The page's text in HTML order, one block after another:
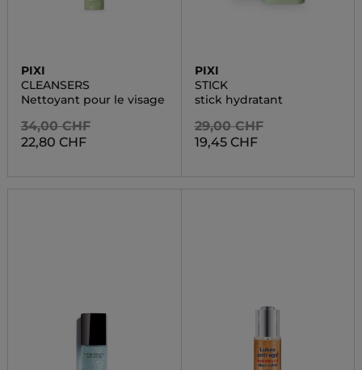
PIXI
CLEANSERS
Nettoyant pour le visage
34,00 CHF
22,80 CHF
PIXI
STICK
stick hydratant
29,00 CHF
19,45 CHF